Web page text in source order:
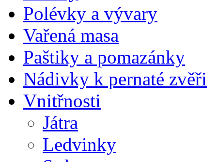
Polévky a vývary
Vařená masa
Paštiky a pomazánky
Nádivky k pernaté zvěři
Vnitřnosti
Játra
Ledvinky